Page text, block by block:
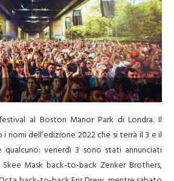
–
al Boston Manor Park di Londra. Il
nomi dell’edizione 2022 che si terrà il 3 e il
qualcuno: venerdì 3 sono stati annunciati
Skee Mask back-to-back Zenker Brothers,